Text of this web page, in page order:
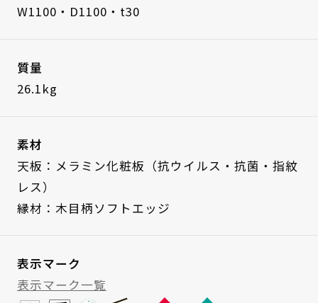
W1100・D1100・t30
質量
26.1kg
素材
天板：メラミン化粧板（抗ウイルス・抗菌・指紋
レス）
縁材：木目柄ソフトエッジ
表示マーク
表示マーク一覧